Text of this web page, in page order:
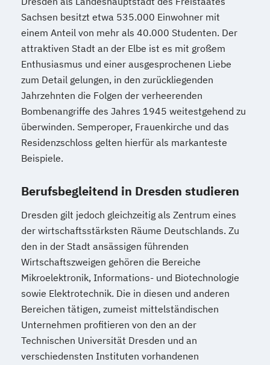
Marketingmanagement
Master of Business Administration (DE/EN)
Mechatronik Mediendesign
Medieninformatik Medienmanagement
Medizinische Informatik Medizintechnik
Modemanagement
Nachhaltiges Management New Work
Online Marketing
Online Marketing (DE/EN)
Personalmanagement
Personalmanagement (DE/EN) Pflege
Pflegemanagement Pflegepädagogik
Physiotherapie
Product Management (DE/EN)
Produktdesign
Projektmanagement (DE/EN)
Psychologie
Public Health
Public Management
Public Management für
Sachsen besitzt etwa 535.000 Einwohner mit
einem Anteil von mehr als 40.000 Studenten. Der
attraktiven Stadt an der Elbe ist es mit großem
Enthusiasmus und einer ausgesprochenen Liebe
zum Detail gelungen, in den zurückliegenden
Jahrzehnten die Folgen der verheerenden
Bombenangriffe des Jahres 1945 weitestgehend zu
überwinden. Semperoper, Frauenkirche und das
Residenzschloss gelten hierfür als markanteste
Beispiele.
Berufsbegleitend in Dresden studieren
Dresden gilt jedoch gleichzeitig als Zentrum eines
der wirtschaftsstärksten Räume Deutschlands. Zu
den in der Stadt ansässigen führenden
Wirtschaftszweigen gehören die Bereiche
Mikroelektronik, Informations- und Biotechnologie
sowie Elektrotechnik. Die in diesen und anderen
Bereichen tätigen, zumeist mittelständischen
Unternehmen profitieren von den an der
Technischen Universität Dresden und an
verschiedensten Instituten vorhandenen